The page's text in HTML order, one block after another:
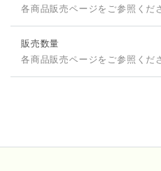
各商品販売ページをご参照くだ
販売数量
各商品販売ページをご参照くだ